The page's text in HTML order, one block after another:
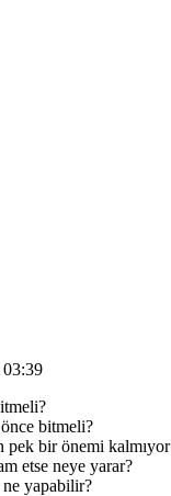
bitmeli?
bir önemi kalmıyor
etse neye yarar?
yapabilir?